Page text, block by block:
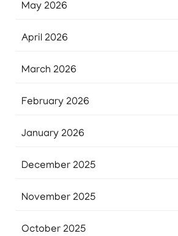
May 2026
April 2026
March 2026
February 2026
January 2026
December 2025
November 2025
October 2025